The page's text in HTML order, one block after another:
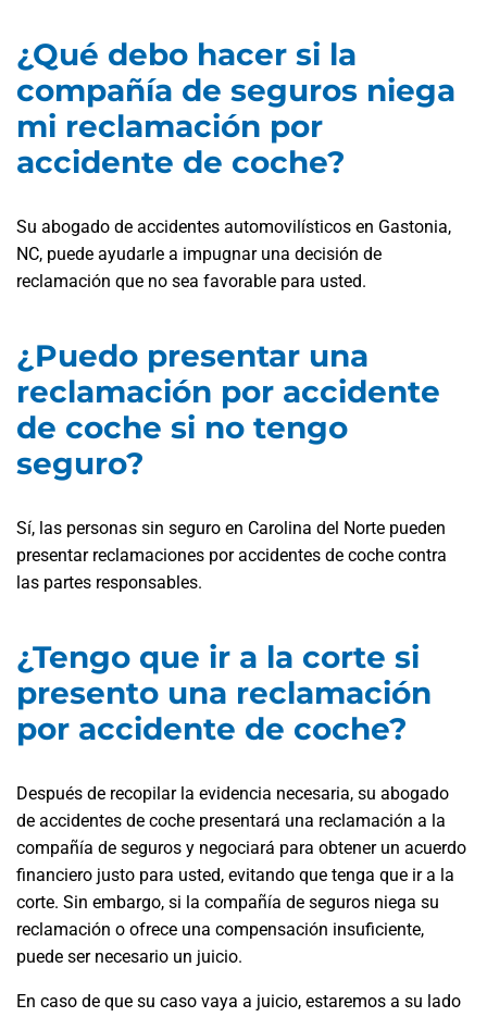
¿Qué debo hacer si la
compañía de seguros niega
mi reclamación por
accidente de coche?
Su abogado de accidentes automovilísticos en Gastonia,
NC, puede ayudarle a impugnar una decisión de
reclamación que no sea favorable para usted.
¿Puedo presentar una
reclamación por accidente
de coche si no tengo
seguro?
Sí, las personas sin seguro en Carolina del Norte pueden
presentar reclamaciones por accidentes de coche contra
las partes responsables.
¿Tengo que ir a la corte si
presento una reclamación
por accidente de coche?
Después de recopilar la evidencia necesaria, su abogado
de accidentes de coche presentará una reclamación a la
compañía de seguros y negociará para obtener un acuerdo
financiero justo para usted, evitando que tenga que ir a la
corte. Sin embargo, si la compañía de seguros niega su
reclamación o ofrece una compensación insuficiente,
puede ser necesario un juicio.
En caso de que su caso vaya a juicio, estaremos a su lado